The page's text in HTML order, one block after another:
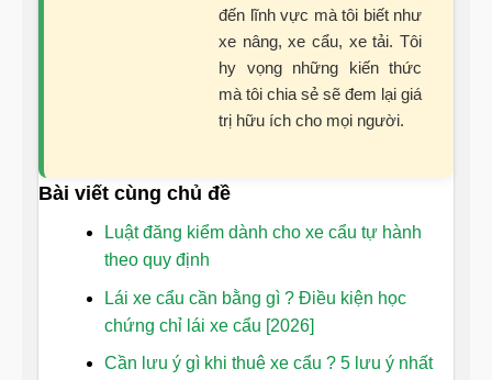
đến lĩnh vực mà tôi biết như
xe nâng, xe cẩu, xe tải. Tôi
hy vọng những kiến thức
mà tôi chia sẻ sẽ đem lại giá
trị hữu ích cho mọi người.
Bài viết cùng chủ đề
Luật đăng kiểm dành cho xe cẩu tự hành
theo quy định
Lái xe cẩu cần bằng gì ? Điều kiện học
chứng chỉ lái xe cẩu [2026]
Cần lưu ý gì khi thuê xe cẩu ? 5 lưu ý nhất